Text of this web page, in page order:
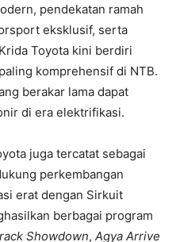
pendekatan ramah
eksklusif, serta
Toyota kini berdiri
komprehensif di NTB.
berakar lama dapat
di era elektrifikasi.
juga tercatat sebagai
perkembangan
erat dengan Sirkuit
berbagai program
Showdown, Agya Arrive